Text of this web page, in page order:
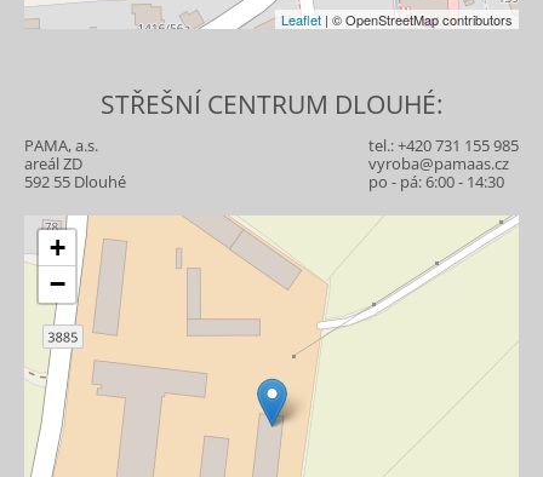
Leaflet | © OpenStreetMap contributors
STŘEŠNÍ CENTRUM DLOUHÉ:
PAMA, a.s.
areál ZD
592 55 Dlouhé
tel.:+420 731 155 985
vyroba@pamaas.cz
po - pá: 6:00 - 14:30
+
−